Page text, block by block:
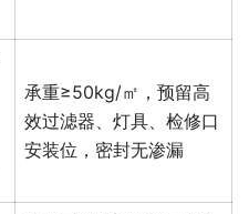
承重≥50kg/㎡，预留高
效过滤器、灯具、检修口
安装位，密封无渗漏